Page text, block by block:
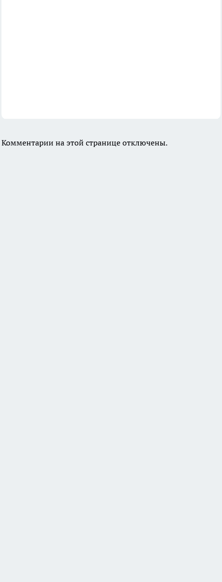
Комментарии на этой странице отключены.